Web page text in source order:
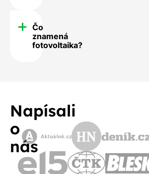
Čo
znamená
fotovoltaika?
Napísali
o
nás